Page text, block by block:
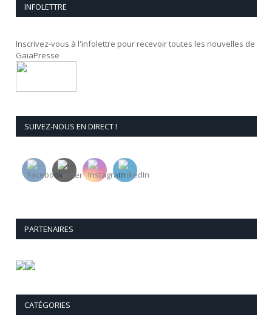
INFOLETTRE
Inscrivez-vous à l'infolettre pour recevoir toutes les nouvelles de
GaïaPresse
SUIVEZ-NOUS EN DIRECT !
PARTENAIRES
CATÉGORIES